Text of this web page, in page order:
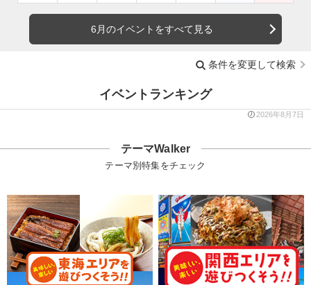
6月のイベントをすべて見る
条件を変更して検索
イベントランキング
2026年8月7日
テーマWalker
テーマ別特集をチェック